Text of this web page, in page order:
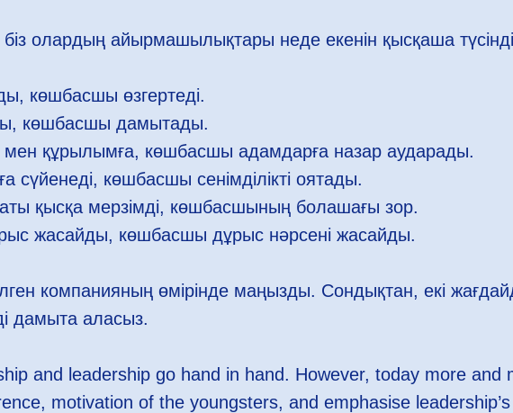
олардың айырмашылықтары неде екенін қысқаша
көшбасшы өзгертеді.
көшбасшы дамытады.
мен құрылымға, көшбасшы адамдарға назар аударады.
сүйенеді, көшбасшы сенімділікті оятады.
қысқа мерзімді, көшбасшының болашағы зор.
жасайды, көшбасшы дұрыс нәрсені жасайды.
компанияның өмірінде маңызды. Сондықтан, екі
дамыта аласыз.
and leadership go hand in hand. However, today more and
motivation of the youngsters, and emphasise